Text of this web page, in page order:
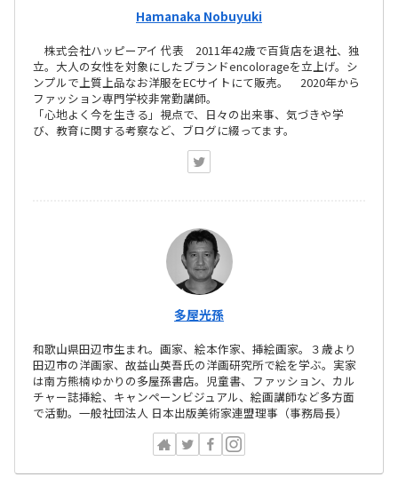
Hamanaka Nobuyuki
株式会社ハッピーアイ 代表 2011年42歳で百貨店を退社、独
立。大人の女性を対象にしたブランドencolorageを立上げ。シ
ンプルで上質上品なお洋服をECサイトにて販売。 2020年から
ファッション専門学校非常勤講師。
「心地よく今を生きる」視点で、日々の出来事、気づきや学
び、教育に関する考察など、ブログに綴ってます。
多屋光孫
和歌山県田辺市生まれ。画家、絵本作家、挿絵画家。３歳より
田辺市の洋画家、故益山英吾氏の洋画研究所で絵を学ぶ。実家
は南方熊楠ゆかりの多屋孫書店。児童書、ファッション、カル
チャー誌挿絵、キャンペーンビジュアル、絵画講師など多方面
で活動。一般社団法人 日本出版美術家連盟理事（事務局長）